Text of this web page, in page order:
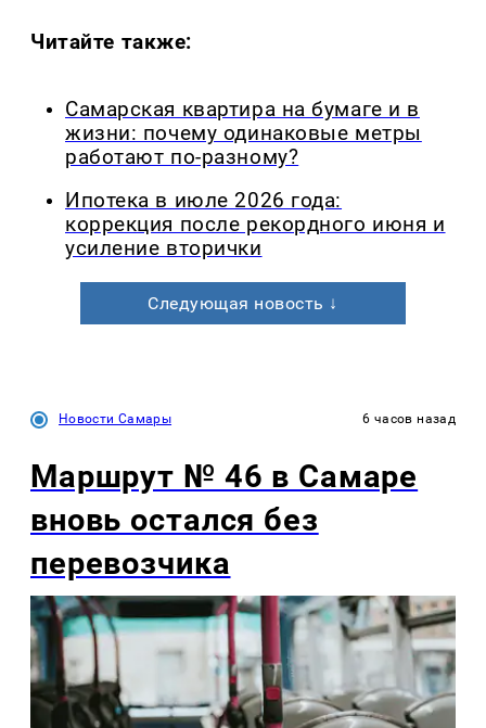
Читайте также:
Самарская квартира на бумаге и в
жизни: почему одинаковые метры
работают по-разному?
Ипотека в июле 2026 года:
коррекция после рекордного июня и
усиление вторички
Следующая новость ↓
Новости Самары 6 часов назад
Маршрут № 46 в Самаре
вновь остался без
перевозчика